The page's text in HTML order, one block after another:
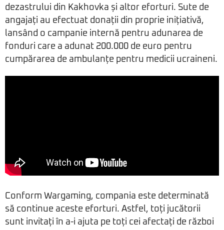
dezastrului din Kakhovka și altor eforturi. Sute de
angajați au efectuat donații din proprie inițiativă,
lansând o campanie internă pentru adunarea de
fonduri care a adunat 200.000 de euro pentru
cumpărarea de ambulanțe pentru medicii ucraineni.
Conform Wargaming, compania este determinată
să continue aceste eforturi. Astfel, toți jucătorii
sunt invitați în a-i ajuta pe toți cei afectați de război